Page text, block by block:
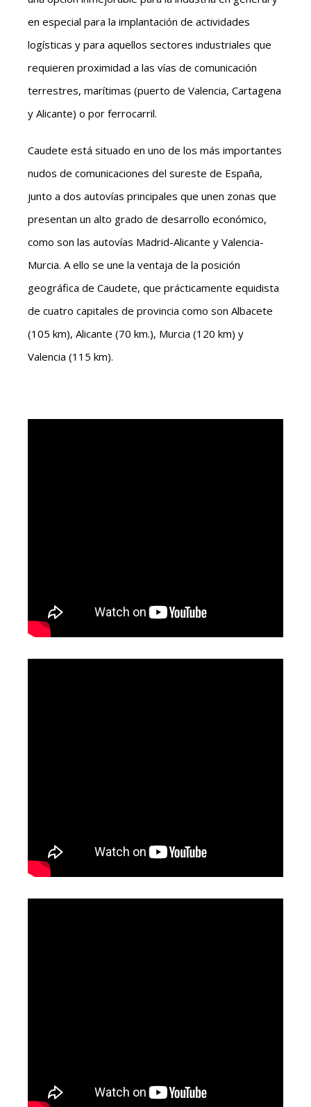
en especial para la implantación de actividades
logísticas y para aquellos sectores industriales que
requieren proximidad a las vías de comunicación
terrestres, marítimas (puerto de Valencia, Cartagena
y Alicante) o por ferrocarril.
Caudete está situado en uno de los más importantes
nudos de comunicaciones del sureste de España,
junto a dos autovías principales que unen zonas que
presentan un alto grado de desarrollo económico,
como son las autovías Madrid-Alicante y Valencia-
Murcia. A ello se une la ventaja de la posición
geográfica de Caudete, que prácticamente equidista
de cuatro capitales de provincia como son Albacete
(105 km), Alicante (70 km.), Murcia (120 km) y
Valencia (115 km).